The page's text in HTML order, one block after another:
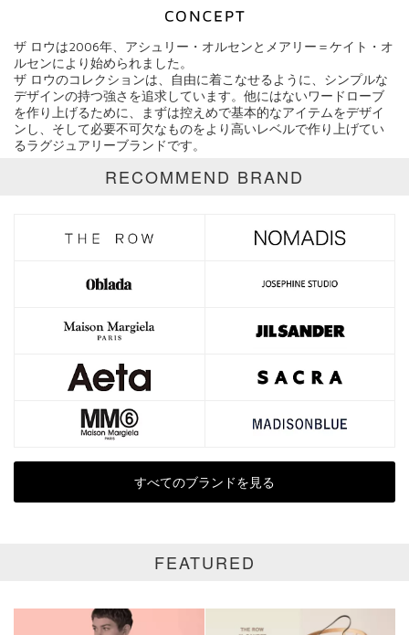
ブランド THE ROW
カテゴリ
サイズ
通常商品
SALE商品 予約品
再入荷
ホワイト
ザ ロウは2006年、アシュリー・オルセンとメアリー＝ケイト・オ
ルセンにより始められました。
ザ ロウのコレクションは、自由に着こなせるように、シンプルな
デザインの持つ強さを追求しています。他にはないワードローブ
を作り上げるために、まずは控えめで基本的なアイテムをデザイ
ンし、そして必要不可欠なものをより高いレベルで作り上げてい
るラグジュアリーブランドです。
RECOMMEND BRAND
すべてのブランドを見る
FEATURED